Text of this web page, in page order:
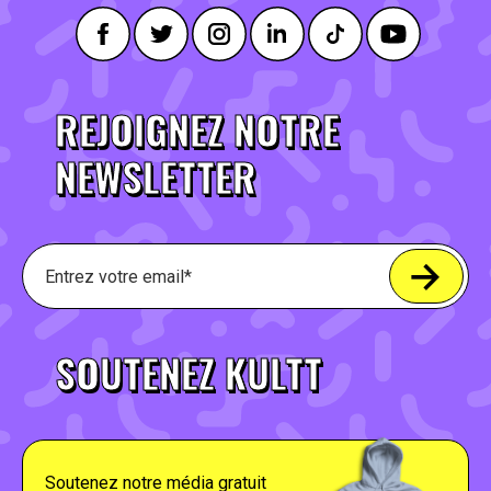
REJOIGNEZ NOTRE
NEWSLETTER
SOUTENEZ KULTT
Soutenez notre média gratuit